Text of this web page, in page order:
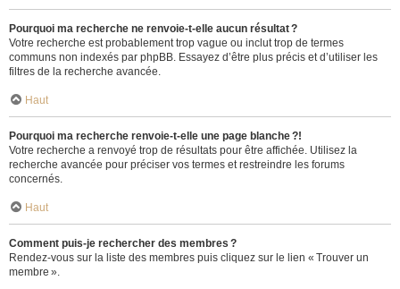
Pourquoi ma recherche ne renvoie-t-elle aucun résultat ?
Votre recherche est probablement trop vague ou inclut trop de termes
communs non indexés par phpBB. Essayez d’être plus précis et d’utiliser les
filtres de la recherche avancée.
Haut
Pourquoi ma recherche renvoie-t-elle une page blanche ?!
Votre recherche a renvoyé trop de résultats pour être affichée. Utilisez la
recherche avancée pour préciser vos termes et restreindre les forums
concernés.
Haut
Comment puis-je rechercher des membres ?
Rendez-vous sur la liste des membres puis cliquez sur le lien « Trouver un
membre ».